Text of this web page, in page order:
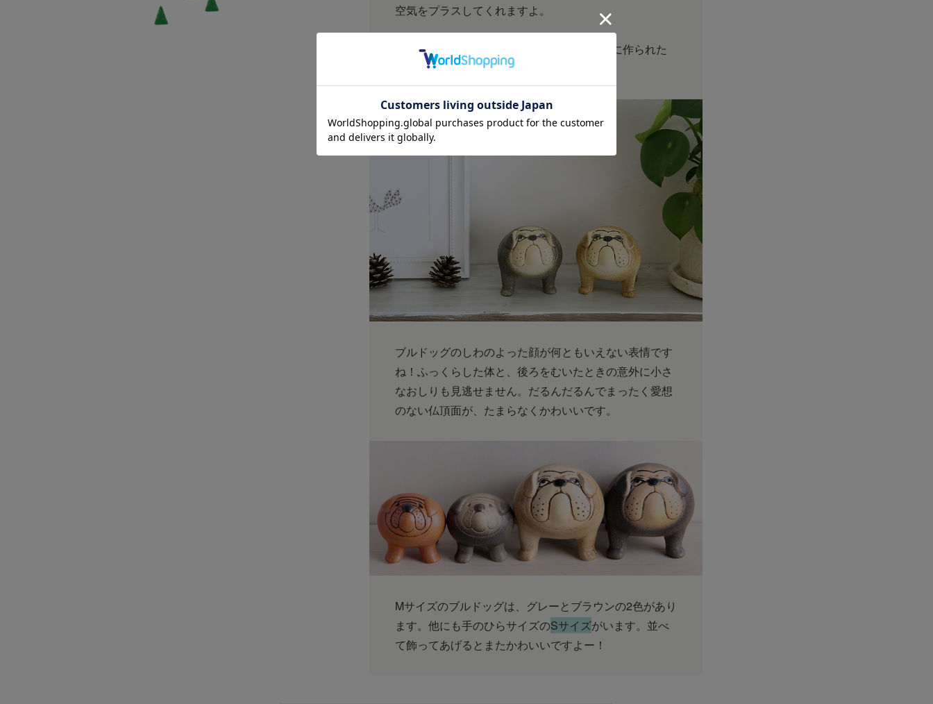
空気をプラスしてくれますよ。
こちらのブルドッグは、1972年から1983年に作られた
kennelシリーズの復刻です。
ブルドッグのしわのよった顔が何ともいえない表情です
ね！ふっくらした体と、後ろをむいたときの意外に小さ
なおしりも見逃せません。だるんだるんでまったく愛想
のない仏頂面が、たまらなくかわいいです。
Mサイズのブルドッグは、グレーとブラウンの2色があり
ます。他にも手のひらサイズのSサイズがいます。並べ
て飾ってあげるとまたかわいいですよー！